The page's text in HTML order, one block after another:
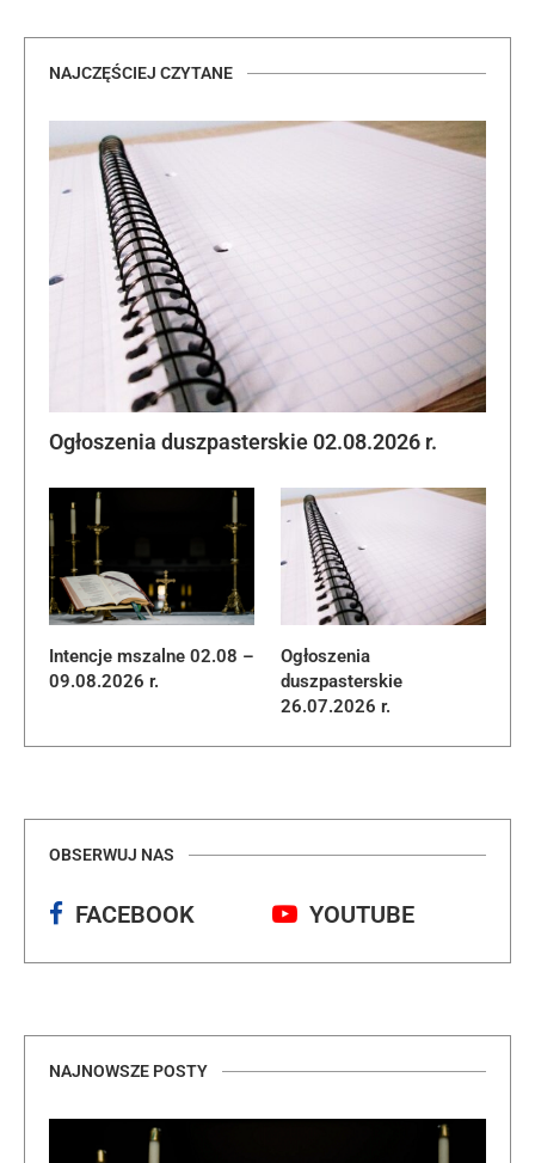
NAJCZĘŚCIEJ CZYTANE
Ogłoszenia duszpasterskie 02.08.2026 r.
Intencje mszalne 02.08 –
09.08.2026 r.
Ogłoszenia
duszpasterskie
26.07.2026 r.
OBSERWUJ NAS
FACEBOOK YOUTUBE
NAJNOWSZE POSTY